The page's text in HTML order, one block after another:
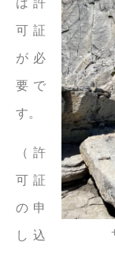
可証
が必
要で
す。
（許
可証
の申
し込